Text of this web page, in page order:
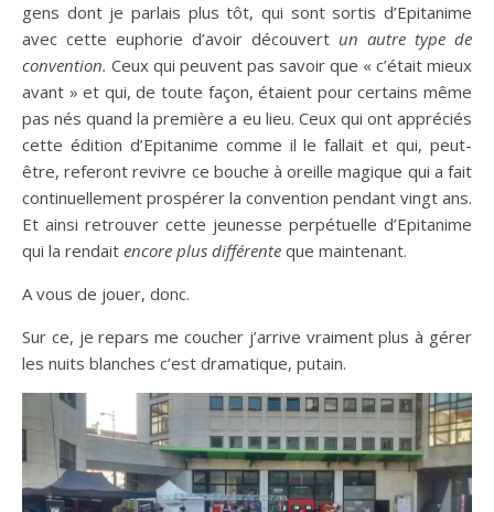
gens dont je parlais plus tôt, qui sont sortis d’Epitanime
avec cette euphorie d’avoir découvert un autre type de
convention. Ceux qui peuvent pas savoir que « c’était mieux
avant » et qui, de toute façon, étaient pour certains même
pas nés quand la première a eu lieu. Ceux qui ont appréciés
cette édition d’Epitanime comme il le fallait et qui, peut-
être, referont revivre ce bouche à oreille magique qui a fait
continuellement prospérer la convention pendant vingt ans.
Et ainsi retrouver cette jeunesse perpétuelle d’Epitanime
qui la rendait encore plus différente que maintenant.
A vous de jouer, donc.
Sur ce, je repars me coucher j’arrive vraiment plus à gérer
les nuits blanches c’est dramatique, putain.